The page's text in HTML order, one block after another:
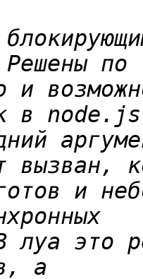
и
и
луа это